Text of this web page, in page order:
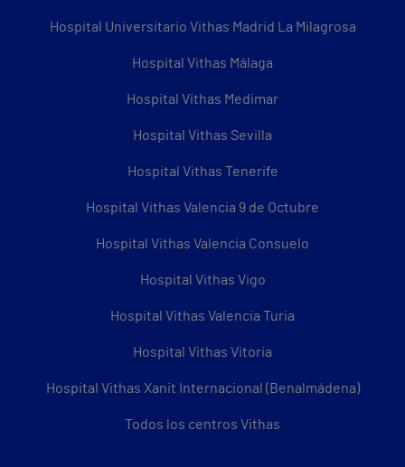
Hospital Universitario Vithas Madrid La Milagrosa
Hospital Vithas Málaga
Hospital Vithas Medimar
Hospital Vithas Sevilla
Hospital Vithas Tenerife
Hospital Vithas Valencia 9 de Octubre
Hospital Vithas Valencia Consuelo
Hospital Vithas Vigo
Hospital Vithas Valencia Turia
Hospital Vithas Vitoria
Hospital Vithas Xanit Internacional (Benalmádena)
Todos los centros Vithas